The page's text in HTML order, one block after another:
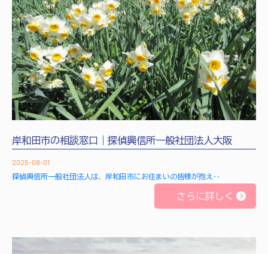
岸和田市の相談窓口｜探偵興信所一般社団法人大阪
2025-08-01
探偵興信所一般社団法人は、岸和田市にお住まいの皆様が抱え‥
さらに詳しく